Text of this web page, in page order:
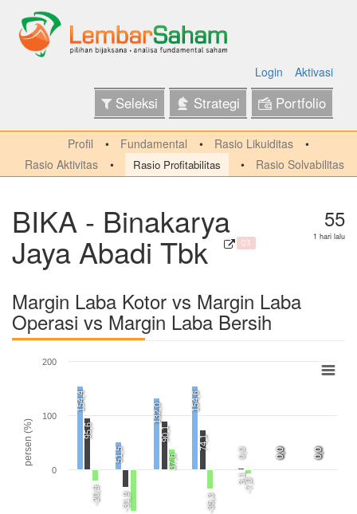
Login Aktivasi
Seleksi Strategi Portfolio
Profil Fundamental
Rasio Likuiditas
Rasio Aktivitas
Rasio Profitabilitas Rasio Solvabilitas
BIKA - Binakarya
Jaya Abadi Tbk Q3
55
1 hari lalu
Margin Laba Kotor vs Margin Laba
Operasi vs Margin Laba Bersih
persen (%)
154,4
51,5
132,0
154,6
0,0 0,0 0,0
95,6
-31,9
90,1
74,1
3,1
0,0 0,0
-20,9
37,6
-35,3
-7,0
0,0 0,0
0
100
200